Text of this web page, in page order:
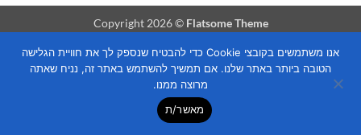
Copyright 2026 © Flatsome Theme
אנו משתמשים בקובצי Cookie כדי להבטיח שנספק לך את חוויית הגלישה
הטובה ביותר באתר שלנו. אם תמשיך להשתמש באתר זה, נניח שאתה
מרוצה ממנו.
מאשר/ת